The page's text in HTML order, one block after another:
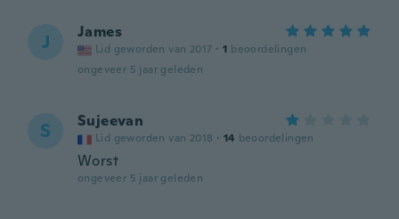
J James
Lid geworden van 2017 · 1 beoordelingen
ongeveer 5 jaar geleden
S Sujeevan
Lid geworden van 2018 · 14 beoordelingen
Worst
ongeveer 5 jaar geleden